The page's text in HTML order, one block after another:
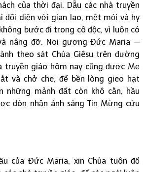
của thời đại. Dẫu các nhà truyền
đối diện với gian lao, mệt mỏi và hy
bước đi trong cô độc, vì luôn có
nâng đỡ. Noi gương Đức Maria —
theo sát Chúa Giêsu trên đường
truyền giáo hôm nay cũng được Mẹ
và chở che, để bền lòng gieo hạt
những mảnh đất còn khô cằn, hầu
đón nhận ánh sáng Tin Mừng cứu
của Đức Maria, xin Chúa tuôn đổ